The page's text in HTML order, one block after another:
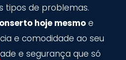
tipos de problemas.
hoje mesmoe
e comodidade ao seu
e segurança que só